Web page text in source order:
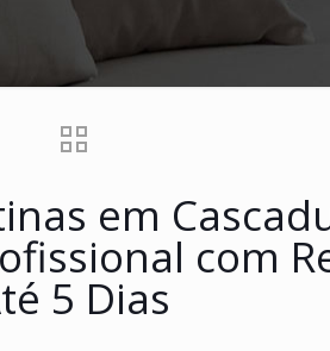
em
com
5 Dias